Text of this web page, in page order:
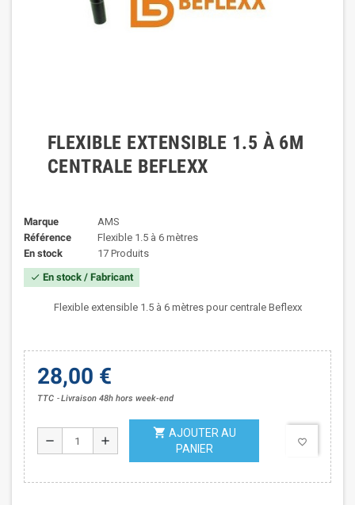
FLEXIBLE EXTENSIBLE 1.5 À 6M
CENTRALE BEFLEXX
Marque
AMS
Référence
Flexible 1.5 à 6 mètres
En stock
17 Produits
check En stock / Fabricant
Flexible extensible 1.5 à 6 mètres pour centrale Beflexx
28,00 €
TTC Livraison 48h hors week-end
remove add
shopping_cart AJOUTER AU
PANIER
favorite_border